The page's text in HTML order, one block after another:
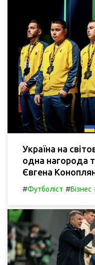
Україна на
одна нагорода
Євгена
#Футболіст #Бізнес